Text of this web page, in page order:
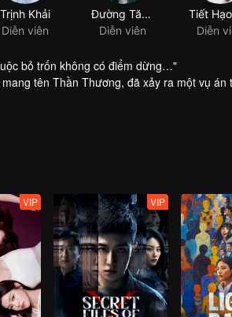
bỏ trốn không có điểm dừng…"
tên Thần Thương, đã xảy ra một vụ
Hồng ở miền Nam, thì cô ta đã bị bạn trai
vật chứng, thậm chí hung thủ cũng đã thú
VIP VIP